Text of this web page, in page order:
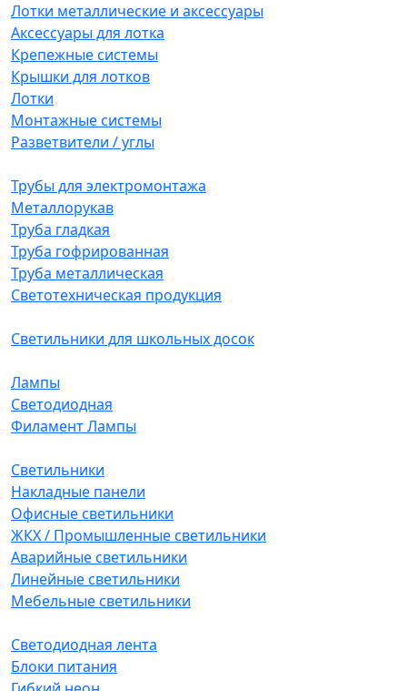
Лотки металлические и аксессуары
Аксессуары для лотка
Крепежные системы
Крышки для лотков
Лотки
Монтажные системы
Разветвители / углы
Трубы для электромонтажа
Металлорукав
Труба гладкая
Труба гофрированная
Труба металлическая
Светотехническая продукция
Светильники для школьных досок
Лампы
Светодиодная
Филамент Лампы
Светильники
Накладные панели
Офисные светильники
ЖКХ / Промышленные светильники
Аварийные светильники
Линейные светильники
Мебельные светильники
Светодиодная лента
Блоки питания